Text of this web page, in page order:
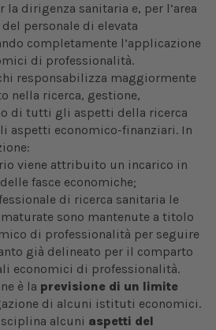
la dirigenza sanitaria e, per l’area
personale di elevata
completamente l’applicazione
di professionalità.
responsabilizza maggiormente
nella ricerca, gestione,
di tutti gli aspetti della ricerca
aspetti economico-finanziari. In
viene attribuito un incarico in
fasce economiche;
di ricerca sanitaria le
sono mantenute a titolo
di professionalità per seguire
già delineato per il comparto
economici di professionalità.
è la previsione di un limite
di alcuni istituti economici.
alcuni aspetti del